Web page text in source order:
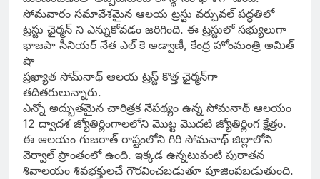
సోమవారం సమావేశమైన ఆలయ ట్రస్టు వర్చువల్ పద్ధతిలో
ట్రస్టు ఛైర్మన్ ని ఎన్నుకోవడం జరిగింది. ఈ ట్రస్టులో సభ్యులుగా
భాజపా సీనియర్ నేత ఎల్ కె అడ్వాణీ, కేంద్ర హోంమంత్రి అమిత్
షా
ప్రఖ్యాత సోమ్‌నాథ్‌ ఆలయ ట్రస్ట్‌ కొత్త ఛైర్మన్‌గా
తదితరులున్నారు.
ఎన్నో అద్భుతమైన చారిత్రక నేపథ్యం ఉన్న సోమనాథ్ ఆలయం
12 ద్వాదశ జ్యోతిర్లింగాలలోని మొట్ట మొదటి జ్యోతిర్లింగ క్షేత్రం.
ఈ ఆలయం గుజరాత్ రాష్టంలోని గిరి సోమనాథ్ జిల్లాలోని
వెర్వాల్ ప్రాంతంలో ఉంది. ఇక్కడ ఉన్నటువంటి పురాతన
శివాలయం శివభక్తులచే గౌరవించబడుతూ పూజింపబడుతుంది.